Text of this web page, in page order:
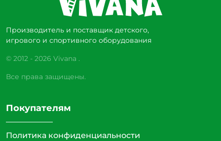
Производитель и поставщик детского,
игрового и спортивного оборудования
© 2012 - 2026 Vivana .
Все права защищены.
Покупателям
Политика конфиденциальности